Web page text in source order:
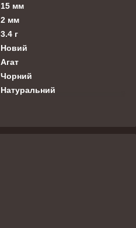
15 мм
2 мм
3.4 г
Новий
Агат
Чорний
Натуральний